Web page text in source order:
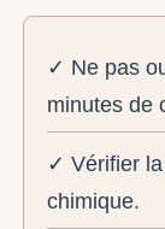
✓ Ne pas
minutes de
✓ Vérifier
chimique.